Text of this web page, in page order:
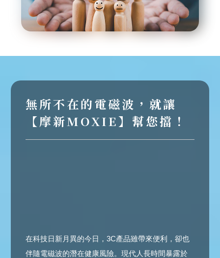
無所不在的電磁波，就讓
【摩新MOXIE】幫您擋！
在科技日新月異的今日，3C產品雖帶來便利，卻也
伴隨電磁波的潛在健康風險。現代人長時間暴露於